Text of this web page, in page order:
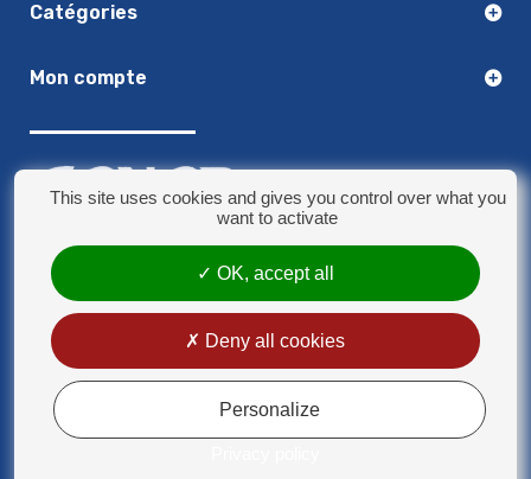
Catégories
Mon compte
8 rue Jules Verne - 59790 Ronchin
contact@sonorplus.com
Mentions légales
Conditions générales de vente
This site uses cookies and gives you control over what you
want to activate
OK, accept all
Deny all cookies
Personalize